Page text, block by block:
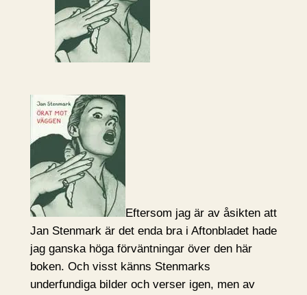
Eftersom jag är av åsikten att
Jan Stenmark är det enda bra i Aftonbladet hade
jag ganska höga förväntningar över den här
boken. Och visst känns Stenmarks
underfundiga bilder och verser igen, men av